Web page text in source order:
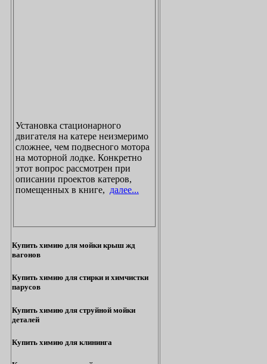
Установка стационарного
двигателя на катере неизмеримо
сложнее, чем подвесного мотора
на моторной лодке. Конкретно
этот вопрос рассмотрен при
описании проектов катеров,
помещенных в книге, далее...
Купить химию для мойки крыш жд
вагонов
Купить химию для стирки и химчистки
парусов
Купить химию для струйной мойки
деталей
Купить химию для клининга